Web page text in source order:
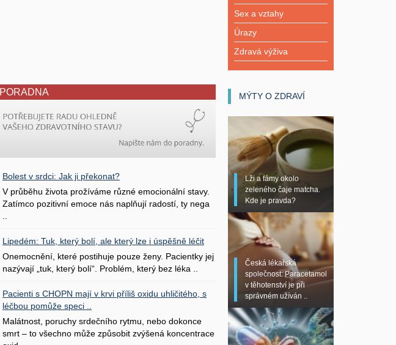
PORADNA
Bolest v srdci: Jak ji překonat?
V průběhu života prožíváme různé emocionální stavy.
Zatímco pozitivní emoce nás naplňují radostí, ty nega
Lipedém: Tuk, který bolí, ale který lze i úspěšně léčit
Onemocnění, které postihuje pouze ženy. Pacientky jej
nazývají „tuk, který bolí“. Problém, který bez léka ..
Pacienti s CHOPN mají v krvi příliš oxidu uhličitého, s
léčbou pomůže speci ..
Malátnost, poruchy srdečního rytmu, nebo dokonce
smrt – to všechno může způsobit zvýšená koncentrace
Sex a vztahy
Úrazy
Zdravá výživa
MÝTY O ZDRAVÍ
Lži a fámy okolo
zeleného čaje matcha.
Kde je pravda?
Česká lékařská
společnost: Paracetamol
v těhotenství je při
správném užíván ..